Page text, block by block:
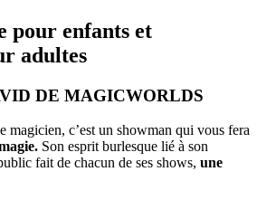
pour enfants et
adultes
DE MAGICWORLDS
magicien, c’est un showman qui vous fera
Son esprit burlesque lié à son
fait de chacun de ses shows, une